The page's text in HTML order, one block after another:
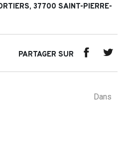
37700 SAINT-PIERRE-
PARTAGER SUR
Dans